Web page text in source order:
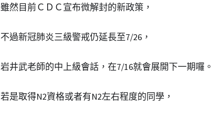
雖然目前ＣＤＣ宣布微解封的新政策，
不過新冠肺炎三級警戒仍延長至7/26，
岩井武老師的中上級會話，在7/16就會展開下一期囉。
若是取得N2資格或者有N2左右程度的同學，